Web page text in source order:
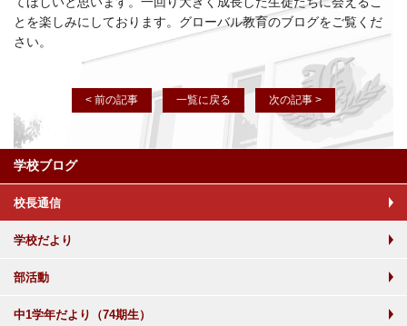
とを楽しみにしております。グローバル教育のブログをご覧くだ
さい。
< 前の記事 一覧に戻る 次の記事 >
学校ブログ
校長通信
学校だより
部活動
中1学年だより（74期生）